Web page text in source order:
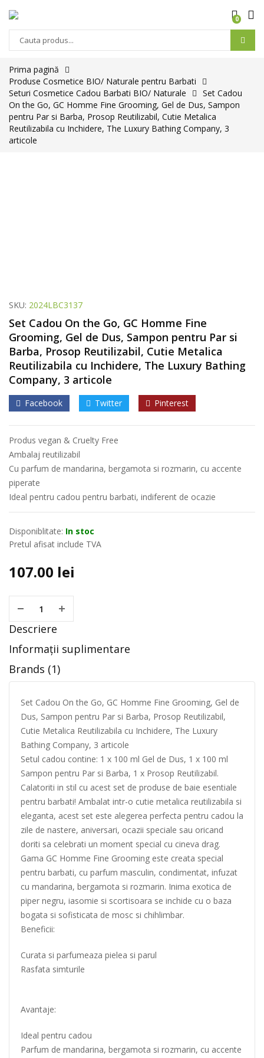
0
Prima pagină
Produse Cosmetice BIO/ Naturale pentru Barbati
Seturi Cosmetice Cadou Barbati BIO/ Naturale
Set Cadou
On the Go, GC Homme Fine Grooming, Gel de Dus, Sampon
pentru Par si Barba, Prosop Reutilizabil, Cutie Metalica
Reutilizabila cu Inchidere, The Luxury Bathing Company, 3
articole
SKU: 2024LBC3137
Set Cadou On the Go, GC Homme Fine
Grooming, Gel de Dus, Sampon pentru Par si
Barba, Prosop Reutilizabil, Cutie Metalica
Reutilizabila cu Inchidere, The Luxury Bathing
Company, 3 articole
Facebook Twitter Pinterest
Produs vegan & Cruelty Free
Ambalaj reutilizabil
Cu parfum de mandarina, bergamota si rozmarin, cu accente
piperate
Ideal pentru cadou pentru barbati, indiferent de ocazie
Disponiblitate: In stoc
Pretul afisat include TVA
107.00 lei
Descriere
Informații suplimentare
Brands (1)
Set Cadou On the Go, GC Homme Fine Grooming, Gel de
Dus, Sampon pentru Par si Barba, Prosop Reutilizabil,
Cutie Metalica Reutilizabila cu Inchidere, The Luxury
Bathing Company, 3 articole
Setul cadou contine: 1 x 100 ml Gel de Dus, 1 x 100 ml
Sampon pentru Par si Barba, 1 x Prosop Reutilizabil.
Calatoriti in stil cu acest set de produse de baie esentiale
pentru barbati! Ambalat intr-o cutie metalica reutilizabila si
eleganta, acest set este alegerea perfecta pentru cadou la
zile de nastere, aniversari, ocazii speciale sau oricand
doriti sa celebrati un moment special cu cineva drag.
Gama GC Homme Fine Grooming este creata special
pentru barbati, cu parfum masculin, condimentat, infuzat
cu mandarina, bergamota si rozmarin. Inima exotica de
piper negru, iasomie si scortisoara se inchide cu o baza
bogata si sofisticata de mosc si chihlimbar.
Beneficii:
Curata si parfumeaza pielea si parul
Rasfata simturile
Avantaje:
Ideal pentru cadou
Parfum de mandarina, bergamota si rozmarin, cu accente